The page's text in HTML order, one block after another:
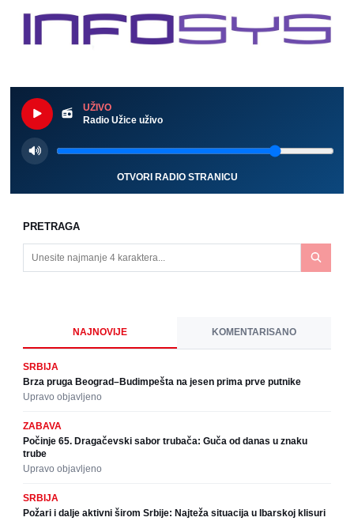
UŽIVO
Radio Užice uživo
OTVORI RADIO STRANICU
PRETRAGA
NAJNOVIJE KOMENTARISANO
SRBIJA
Brza pruga Beograd–Budimpešta na jesen prima prve putnike
Upravo objavljeno
ZABAVA
Počinje 65. Dragačevski sabor trubača: Guča od danas u znaku
trube
Upravo objavljeno
SRBIJA
Požari i dalje aktivni širom Srbije: Najteža situacija u Ibarskoj klisuri